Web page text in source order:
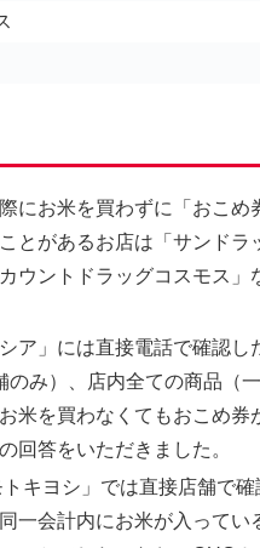
にお米を買わずに「おこめ
とがあるお店は「サンドラ
ウントドラッグコスモス 」
シア」には直接電話で確認し
のみ）、店内全ての商品（
米を買わなくてもおこめ券
回答をいただきました。
トキヨシ」では直接店舗で確
一会計内にお米が入ってい